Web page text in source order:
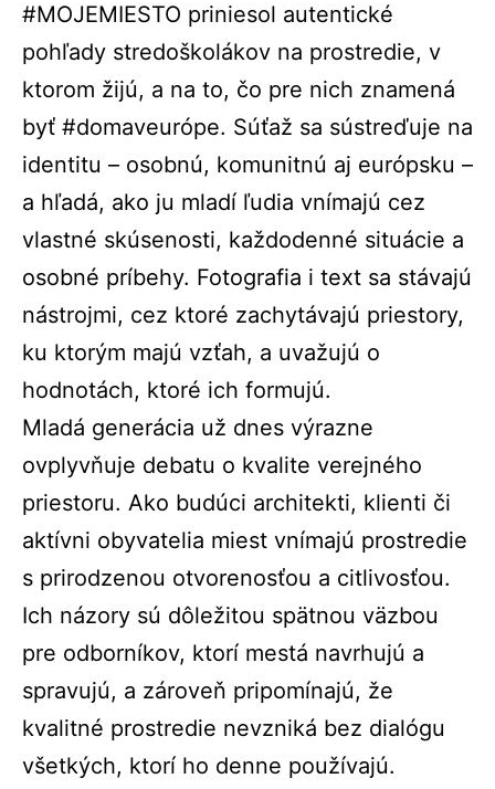
#MOJEMIESTO priniesol autentické
pohľady stredoškolákov na prostredie, v
ktorom žijú, a na to, čo pre nich znamená
byť #domaveurópe. Súťaž sa sústreďuje na
identitu – osobnú, komunitnú aj európsku –
a hľadá, ako ju mladí ľudia vnímajú cez
vlastné skúsenosti, každodenné situácie a
osobné príbehy. Fotografia i text sa stávajú
nástrojmi, cez ktoré zachytávajú priestory,
ku ktorým majú vzťah, a uvažujú o
hodnotách, ktoré ich formujú.
Mladá generácia už dnes výrazne
ovplyvňuje debatu o kvalite verejného
priestoru. Ako budúci architekti, klienti či
aktívni obyvatelia miest vnímajú prostredie
s prirodzenou otvorenosťou a citlivosťou.
Ich názory sú dôležitou spätnou väzbou
pre odborníkov, ktorí mestá navrhujú a
spravujú, a zároveň pripomínajú, že
kvalitné prostredie nevzniká bez dialógu
všetkých, ktorí ho denne používajú.